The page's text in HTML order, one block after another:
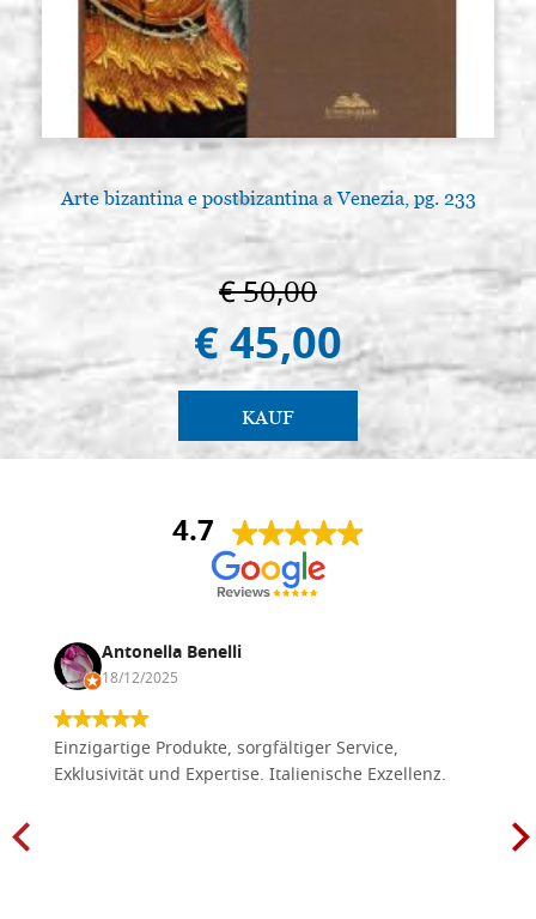
Arte bizantina e postbizantina a Venezia, pg. 233
€ 50,00
€ 45,00
KAUF
4.7
Antonella Benelli
18/12/2025
Einzigartige Produkte, sorgfältiger Service,
Exklusivität und Expertise. Italienische Exzellenz.